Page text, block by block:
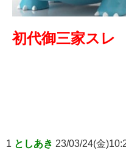
初代御三家スレ
1 としあき 23/03/24(金